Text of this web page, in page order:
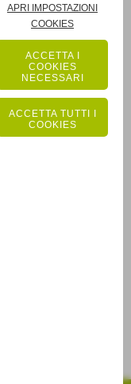
MAIELLA
(Ch)
T. (Pe)
APRI IMPOSTAZIONI
COOKIES
ACCETTA I
COOKIES
NECESSARI
ACCETTA TUTTI I
COOKIES